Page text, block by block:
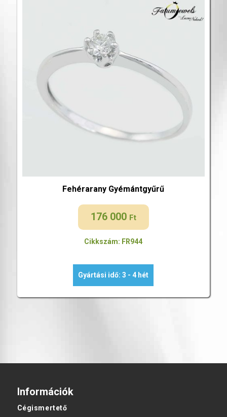
Fehérarany Gyémántgyűrű
176 000 Ft
Cikkszám: FR944
Gyártási idő: 3 - 4 hét
Információk
Cégismertető